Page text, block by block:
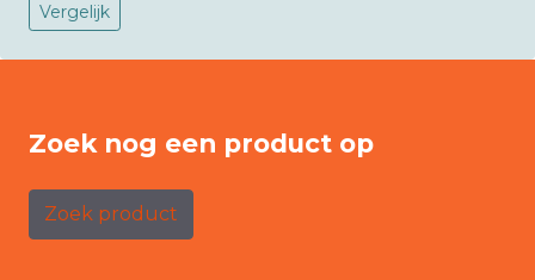
Vergelijk
Zoek nog een product op
Zoek product